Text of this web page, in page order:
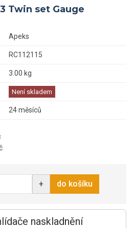
Twin set Gauge
Apeks
RC112115
3.00 kg
Není skladem
24 měsíců
+ do košíku
naskladnění